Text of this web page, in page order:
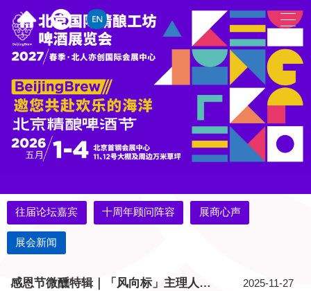
往届论坛嘉宾 十周年顾问阵容 展商心声
展会新闻
2025-11-27
感恩节微醺特辑｜「风向标」主理人推荐榜五期精选